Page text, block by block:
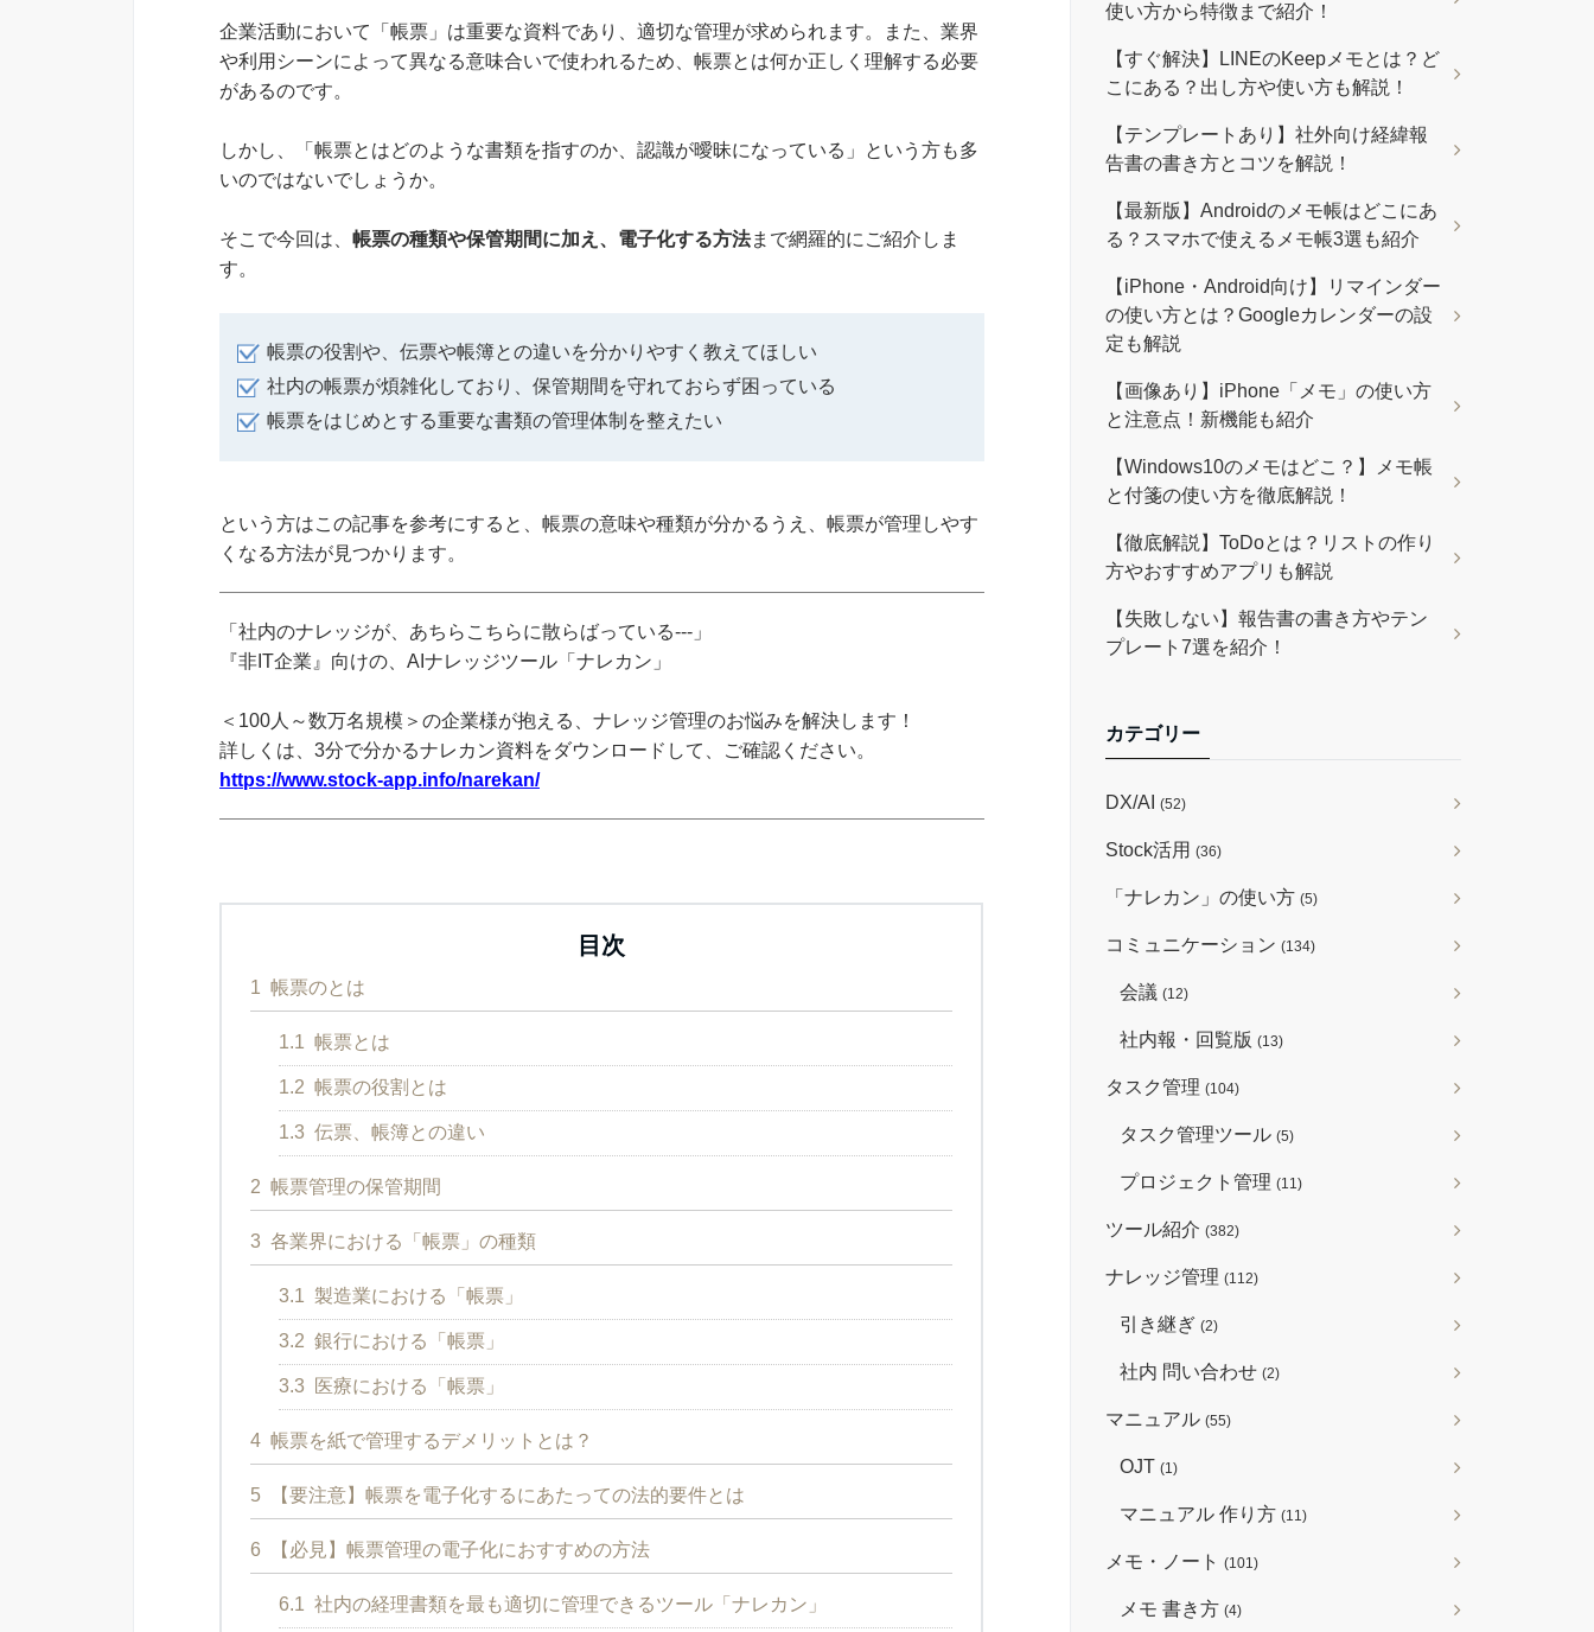
企業活動において「帳票」は重要な資料であり、適切な管理が求められます。また、業界
や利用シーンによって異なる意味合いで使われるため、帳票とは何か正しく理解する必要
があるのです。
しかし、「帳票とはどのような書類を指すのか、認識が曖昧になっている」という方も多
いのではないでしょうか。
そこで今回は、 帳票の種類や保管期間に加え、電子化する方法まで網羅的にご紹介しま
す。
帳票の役割や、伝票や帳簿との違いを分かりやすく教えてほしい
社内の帳票が煩雑化しており、保管期間を守れておらず困っている
帳票をはじめとする重要な書類の管理体制を整えたい
という方はこの記事を参考にすると、帳票の意味や種類が分かるうえ、帳票が管理しやす
くなる方法が見つかります。
「社内のナレッジが、あちらこちらに散らばっている---」
『非IT企業』向けの、AIナレッジツール「ナレカン」
＜100人～数万名規模＞の企業様が抱える、ナレッジ管理のお悩みを解決します！
詳しくは、3分で分かるナレカン資料をダウンロードして、ご確認ください。
https://www.stock-app.info/narekan/
目次
1 帳票のとは
1.1 帳票とは
1.2 帳票の役割とは
1.3 伝票、帳簿との違い
2 帳票管理の保管期間
3 各業界における「帳票」の種類
3.1 製造業における「帳票」
3.2 銀行における「帳票」
3.3 医療における「帳票」
4 帳票を紙で管理するデメリットとは？
5 【要注意】帳票を電子化するにあたっての法的要件とは
6 【必見】帳票管理の電子化におすすめの方法
6.1 社内の経理書類を最も適切に管理できるツール「ナレカン」
使い方から特徴まで紹介！
【すぐ解決】LINEのKeepメモとは？ど
こにある？出し方や使い方も解説！
【テンプレートあり】社外向け経緯報
告書の書き方とコツを解説！
【最新版】Androidのメモ帳はどこにあ
る？スマホで使えるメモ帳3選も紹介
【iPhone・Android向け】リマインダー
の使い方とは？Googleカレンダーの設
定も解説
【画像あり】iPhone「メモ」の使い方
と注意点！新機能も紹介
【Windows10のメモはどこ？】メモ帳
と付箋の使い方を徹底解説！
【徹底解説】ToDoとは？リストの作り
方やおすすめアプリも解説
【失敗しない】報告書の書き方やテン
プレート7選を紹介！
カテゴリー
DX/AI (52)
Stock活用 (36)
「ナレカン」の使い方 (5)
コミュニケーション (134)
会議 (12)
社内報・回覧版 (13)
タスク管理 (104)
タスク管理ツール (5)
プロジェクト管理 (11)
ツール紹介 (382)
ナレッジ管理 (112)
引き継ぎ (2)
社内 問い合わせ (2)
マニュアル (55)
OJT (1)
マニュアル 作り方 (11)
メモ・ノート (101)
メモ 書き方 (4)